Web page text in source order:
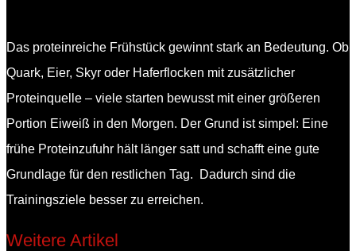
Das proteinreiche Frühstück gewinnt stark an Bedeutung. Ob
Quark, Eier, Skyr oder Haferflocken mit zusätzlicher
Proteinquelle – viele starten bewusst mit einer größeren
Portion Eiweiß in den Morgen. Der Grund ist simpel: Eine
frühe Proteinzufuhr hält länger satt und schafft eine gute
Grundlage für den restlichen Tag. Dadurch sind die
Trainingsziele besser zu erreichen.
Weitere Artikel